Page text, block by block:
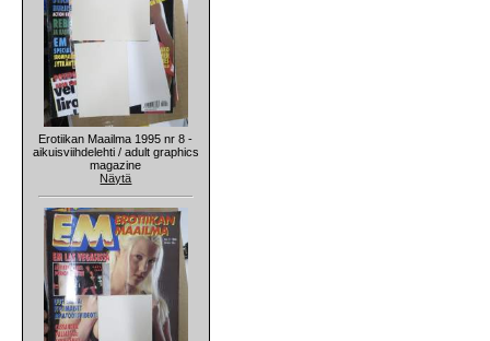
Erotiikan Maailma 1995 nr 8 -
aikuisviihdelehti / adult graphics
magazine
Näytä